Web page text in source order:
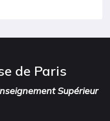
de Paris
Supérieur